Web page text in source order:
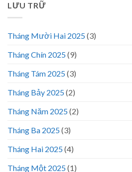
LƯU TRỮ
Tháng Mười Hai 2025(3)
Tháng Chín 2025(9)
Tháng Tám 2025(3)
Tháng Bảy 2025(2)
Tháng Năm 2025(2)
Tháng Ba 2025(3)
Tháng Hai 2025(4)
Tháng Một 2025(1)